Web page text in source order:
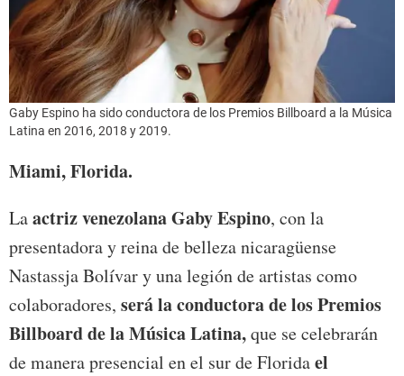
Gaby Espino ha sido conductora de los Premios Billboard a la Música
Latina en 2016, 2018 y 2019.
Miami, Florida.
Laactriz venezolana Gaby Espino, con la
presentadora y reina de belleza nicaragüense
Nastassja Bolívar y una legión de artistas como
colaboradores, será la conductora de los Premios
Billboard de la Música Latina,que se celebrarán
de manera presencial en el sur de Floridael